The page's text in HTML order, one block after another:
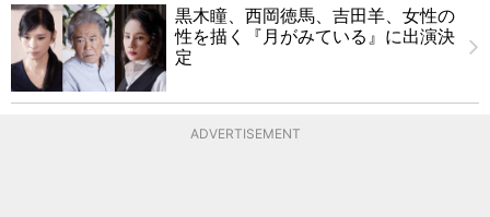
黒木瞳、西岡徳馬、吉田羊、女性の
性を描く『月がみている』に出演決
定
ADVERTISEMENT